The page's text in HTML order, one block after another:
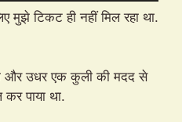
मुझे टिकट ही नहीं मिल रहा था.
और उधर एक कुली की मदद से
पाया था.